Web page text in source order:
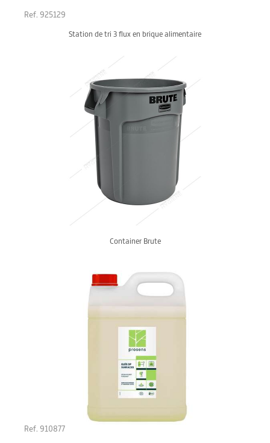
Ref. 925129
Station de tri 3 flux en brique alimentaire
Container Brute
Ref. 910877